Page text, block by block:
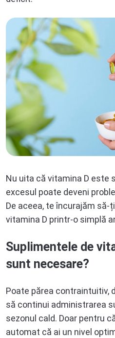
Nu uita că vitamina D este
excesul poate deveni
De aceea, te încurajăm să-
vitamina D printr-o simplă
Suplimentele de
sunt necesare?
Poate părea contraintuitiv,
să continui administrarea
sezonul cald. Doar pentru
automat că ai un nivel